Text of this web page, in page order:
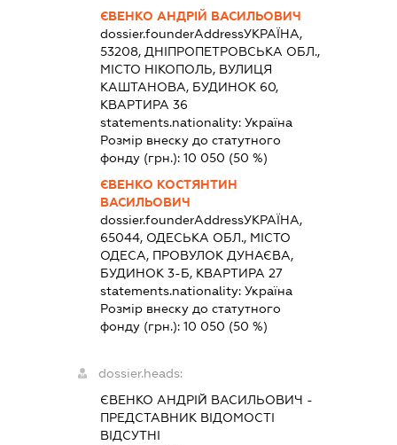
ЄВЕНКО АНДРІЙ ВАСИЛЬОВИЧ
dossier.founderAddressУКРАЇНА,
53208, ДНІПРОПЕТРОВСЬКА ОБЛ.,
МІСТО НІКОПОЛЬ, ВУЛИЦЯ
КАШТАНОВА, БУДИНОК 60,
КВАРТИРА 36
statements.nationality:Україна
Розмір внеску до статутного
фонду (грн.):10 050 (50 %)
ЄВЕНКО КОСТЯНТИН
ВАСИЛЬОВИЧ
dossier.founderAddressУКРАЇНА,
65044, ОДЕСЬКА ОБЛ., МІСТО
ОДЕСА, ПРОВУЛОК ДУНАЄВА,
БУДИНОК 3-Б, КВАРТИРА 27
statements.nationality:Україна
Розмір внеску до статутного
фонду (грн.):10 050 (50 %)
dossier.heads:
ЄВЕНКО АНДРІЙ ВАСИЛЬОВИЧ -
ПРЕДСТАВНИК ВІДОМОСТІ
ВІДСУТНІ